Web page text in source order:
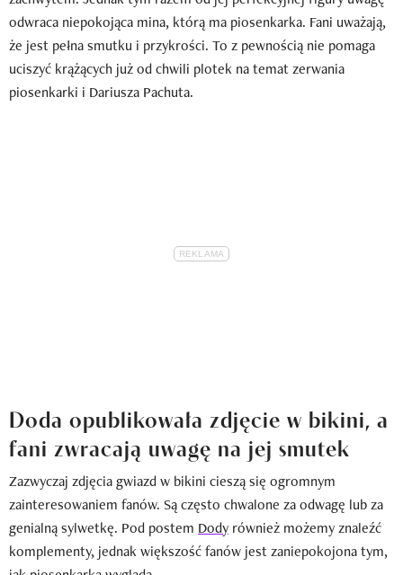
odwraca niepokojąca mina, którą ma piosenkarka. Fani uważają,
że jest pełna smutku i przykrości. To z pewnością nie pomaga
uciszyć krążących już od chwili plotek na temat zerwania
piosenkarki i Dariusza Pachuta.
Doda opublikowała zdjęcie w bikini, a
fani zwracają uwagę na jej smutek
Zazwyczaj zdjęcia gwiazd w bikini cieszą się ogromnym
zainteresowaniem fanów. Są często chwalone za odwagę lub za
genialną sylwetkę. Pod postem Dody również możemy znaleźć
komplementy, jednak większość fanów jest zaniepokojona tym,